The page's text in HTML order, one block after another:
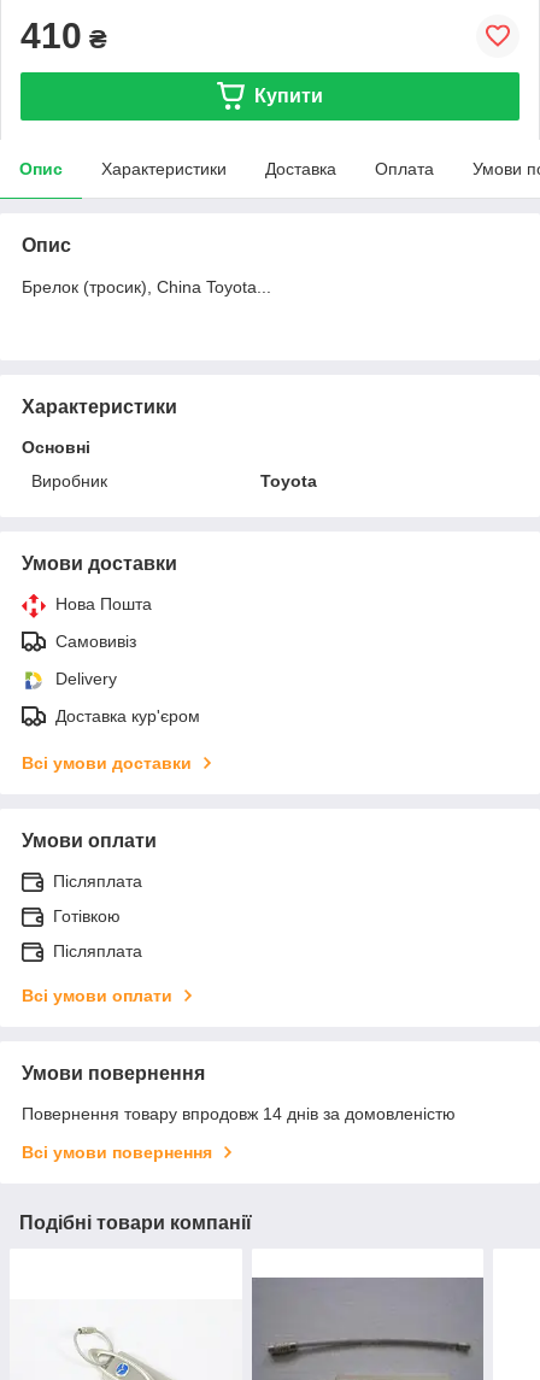
410 ₴
Купити
Опис Характеристики Доставка Оплата Умови
Опис
Брелок (тросик), China Toyota...
Характеристики
Основні
Виробник
Toyota
Умови доставки
Нова Пошта
Самовивіз
Delivery
Доставка кур'єром
Всі умови доставки
Умови оплати
Післяплата
Готівкою
Післяплата
Всі умови оплати
Умови повернення
Повернення товару впродовж 14 днів за домовленістю
Всі умови повернення
Подібні товари компанії